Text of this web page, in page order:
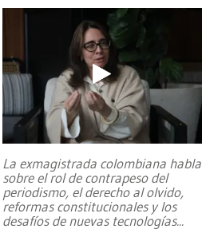
La exmagistrada colombiana habla
sobre el rol de contrapeso del
periodismo, el derecho al olvido,
reformas constitucionales y los
desafíos de nuevas tecnologías...